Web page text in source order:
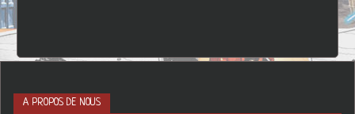
A PROPOS DE NOUS